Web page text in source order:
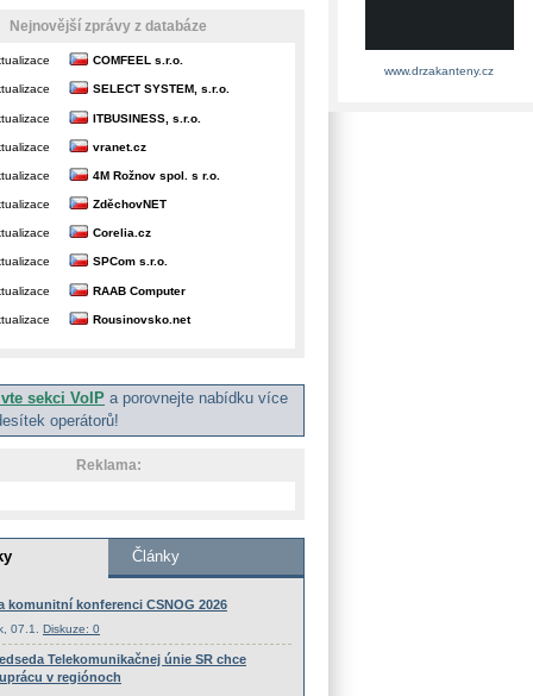
Nejnovější zprávy z databáze
COMFEEL s.r.o.
SELECT SYSTEM, s.r.o.
ITBUSINESS, s.r.o.
vranet.cz
4M Rožnov spol. s r.o.
ZděchovNET
Corelia.cz
SPCom s.r.o.
RAAB Computer
Rousinovsko.net
sekci VoIP a porovnejte nabídku více
operátorů!
Reklama:
www.drzakanteny.cz